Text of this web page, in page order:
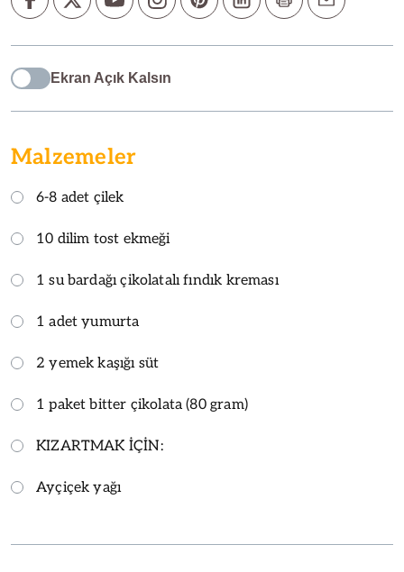
Ekran Açık Kalsın
Malzemeler
6-8 adet çilek
10 dilim tost ekmeği
1 su bardağı çikolatalı fındık kreması
1 adet yumurta
2 yemek kaşığı süt
1 paket bitter çikolata (80 gram)
KIZARTMAK İÇİN:
Ayçiçek yağı